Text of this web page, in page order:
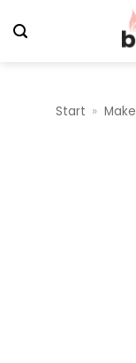
Inhalt
Start »